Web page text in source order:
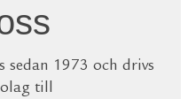
sedan 1973 och drivs
till